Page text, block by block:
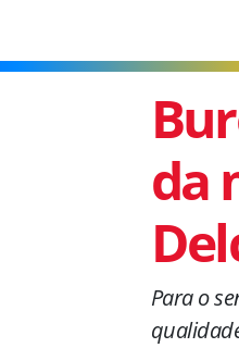
da
Para o